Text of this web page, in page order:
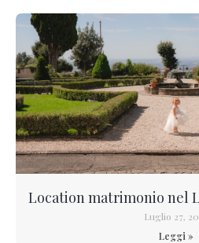
Location matrimonio nel
Luglio 27,
Leggi »